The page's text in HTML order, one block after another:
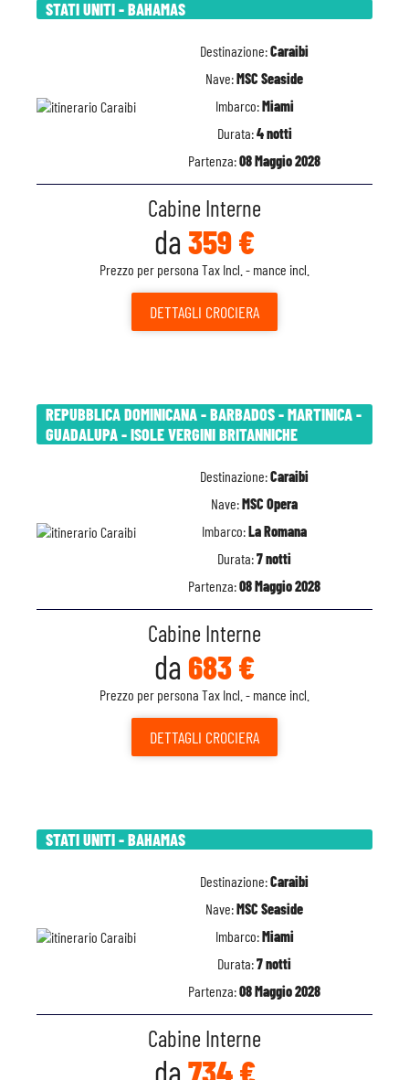
STATI UNITI - BAHAMAS
Destinazione:Caraibi
Nave:MSC Seaside
Imbarco:Miami
Durata:4 notti
Partenza:08 Maggio 2028
Cabine Interne
da 359 €
Prezzo per persona Tax Incl. - mance incl.
DETTAGLI CROCIERA
REPUBBLICA DOMINICANA - BARBADOS - MARTINICA -
GUADALUPA - ISOLE VERGINI BRITANNICHE
Destinazione:Caraibi
Nave:MSC Opera
Imbarco:La Romana
Durata:7 notti
Partenza:08 Maggio 2028
Cabine Interne
da 683 €
Prezzo per persona Tax Incl. - mance incl.
DETTAGLI CROCIERA
STATI UNITI - BAHAMAS
Destinazione:Caraibi
Nave:MSC Seaside
Imbarco:Miami
Durata:7 notti
Partenza:08 Maggio 2028
Cabine Interne
da 734 €